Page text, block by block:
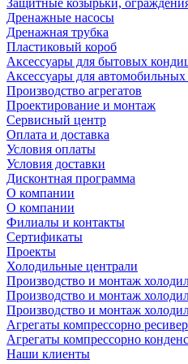
Защитные козырьки,
Дренажные насосы
Дренажная трубка
Пластиковый короб
Аксессуары для бытовых
Аксессуары для
Производство агрегатов
Проектирование и монтаж
Сервисный центр
Оплата и доставка
Условия оплаты
Условия доставки
Дисконтная программа
О компании
О компании
Филиалы и контакты
Сертификаты
Проекты
Холодильные централи
Производство и монтаж
Производство и монтаж
Производство и монтаж
Агрегаты компрессорно
Агрегаты компрессорно
Наши клиенты